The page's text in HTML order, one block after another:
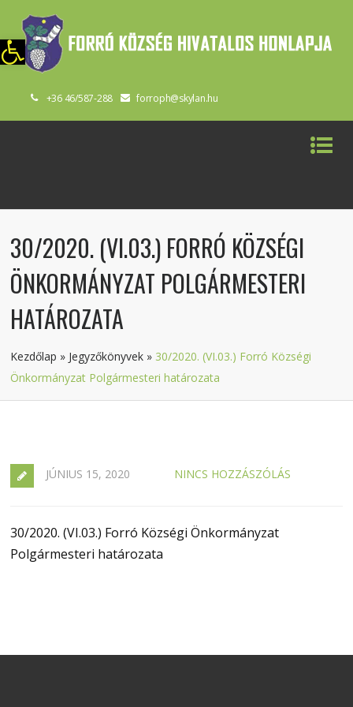
Eszköztár megnyitása
+36 46/587-288 forroph@skylan.hu
30/2020. (VI.03.) FORRÓ KÖZSÉGI
ÖNKORMÁNYZAT POLGÁRMESTERI
HATÁROZATA
Kezdőlap » Jegyzőkönyvek » 30/2020. (VI.03.) Forró Községi
Önkormányzat Polgármesteri határozata
JÚNIUS 15, 2020 NINCS HOZZÁSZÓLÁS
30/2020. (VI.03.) Forró Községi Önkormányzat
Polgármesteri határozata